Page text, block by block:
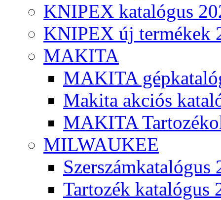
KNIPEX katalógus
KNIPEX új termékek
MAKITA
MAKITA
Makita akciós
MAKITA
MILWAUKEE
Szerszámkatalógus
Tartozék katalógus